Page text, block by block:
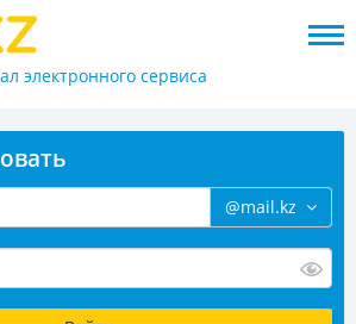
электронного сервиса
@mail.kz